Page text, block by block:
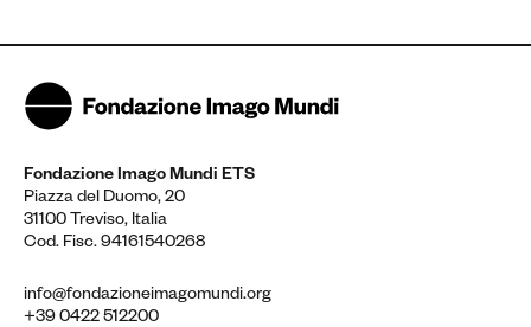
Fondazione Imago Mundi ETS
Piazza del Duomo, 20
31100 Treviso, Italia
Cod. Fisc. 94161540268
info@fondazioneimagomundi.org
+39 0422 512200